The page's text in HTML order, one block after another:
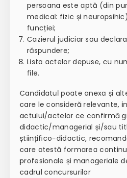
persoana este aptă (din
medical: fizic și
funcției;
Cazierul judiciar sau
răspundere;
Lista actelor depuse, cu
file.
Candidatul poate anexa și
care le consideră relevante,
actului/actelor ce confirmă
didactic/managerial și/sau
științifico-didactic,
care atestă formarea
profesionale și manageriale
cadrul concursurilor